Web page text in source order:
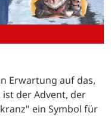
Erwartung auf das,
der Advent, der
ein Symbol für